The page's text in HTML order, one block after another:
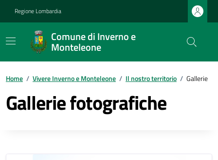
Regione Lombardia
Comune di Inverno e
Monteleone
Home / Vivere Inverno e Monteleone / Il nostro territorio / Gallerie
Gallerie fotografiche